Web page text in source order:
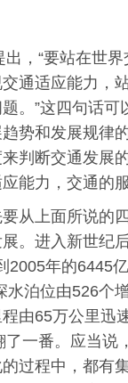
，“要站在世
通适应能力，
。”这四句话
势和发展规律
判断交通发展
能力，交通的
从上面所说的
。进入新世纪
年的6445
泊位由526个
由65万公里迅
一番。应当
过程中，都有